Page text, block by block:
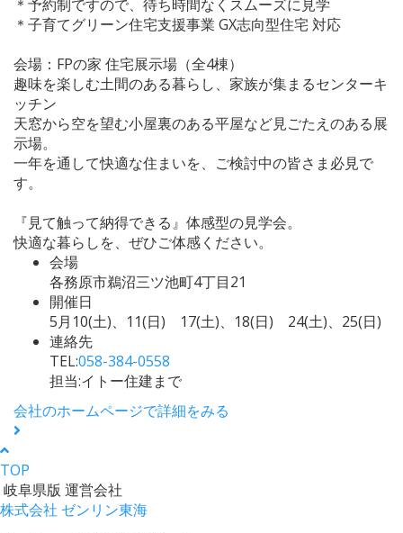
＊予約制ですので、待ち時間なくスムーズに見学
＊子育てグリーン住宅支援事業 GX志向型住宅 対応
会場：FPの家 住宅展示場（全4棟）
趣味を楽しむ土間のある暮らし、家族が集まるセンターキ
ッチン
天窓から空を望む小屋裏のある平屋など見ごたえのある展
示場。
一年を通して快適な住まいを、ご検討中の皆さま必見で
す。
『見て触って納得できる』体感型の見学会。
快適な暮らしを、ぜひご体感ください。
会場
各務原市鵜沼三ツ池町4丁目21
開催日
5月10(土)、11(日) 17(土)、18(日) 24(土)、25(日)
連絡先
TEL:058-384-0558
担当:イトー住建まで
会社のホームページで詳細をみる
TOP
岐阜県版 運営会社
株式会社 ゼンリン東海